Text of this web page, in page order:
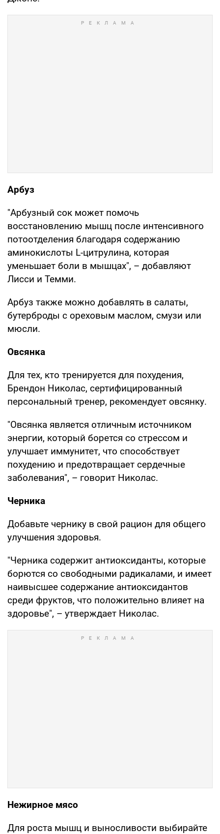
Арбуз
"Арбузный сок может помочь
восстановлению мышц после интенсивного
потоотделения благодаря содержанию
аминокислоты L-цитрулина, которая
уменьшает боли в мышцах", – добавляют
Лисси и Темми.
Арбуз также можно добавлять в салаты,
бутерброды с ореховым маслом, смузи или
мюсли.
Овсянка
Для тех, кто тренируется для похудения,
Брендон Николас, сертифицированный
персональный тренер, рекомендует овсянку.
"Овсянка является отличным источником
энергии, который борется со стрессом и
улучшает иммунитет, что способствует
похудению и предотвращает сердечные
заболевания", – говорит Николас.
Черника
Добавьте чернику в свой рацион для общего
улучшения здоровья.
"Черника содержит антиоксиданты, которые
борются со свободными радикалами, и имеет
наивысшее содержание антиоксидантов
среди фруктов, что положительно влияет на
здоровье", – утверждает Николас.
Нежирное мясо
Для роста мышц и выносливости выбирайте